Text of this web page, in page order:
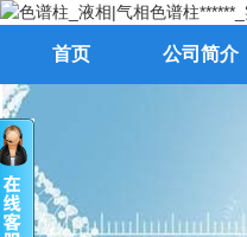
首页 公司简介